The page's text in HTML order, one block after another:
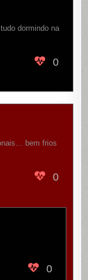
dormindo na
0
bem frios
0
0